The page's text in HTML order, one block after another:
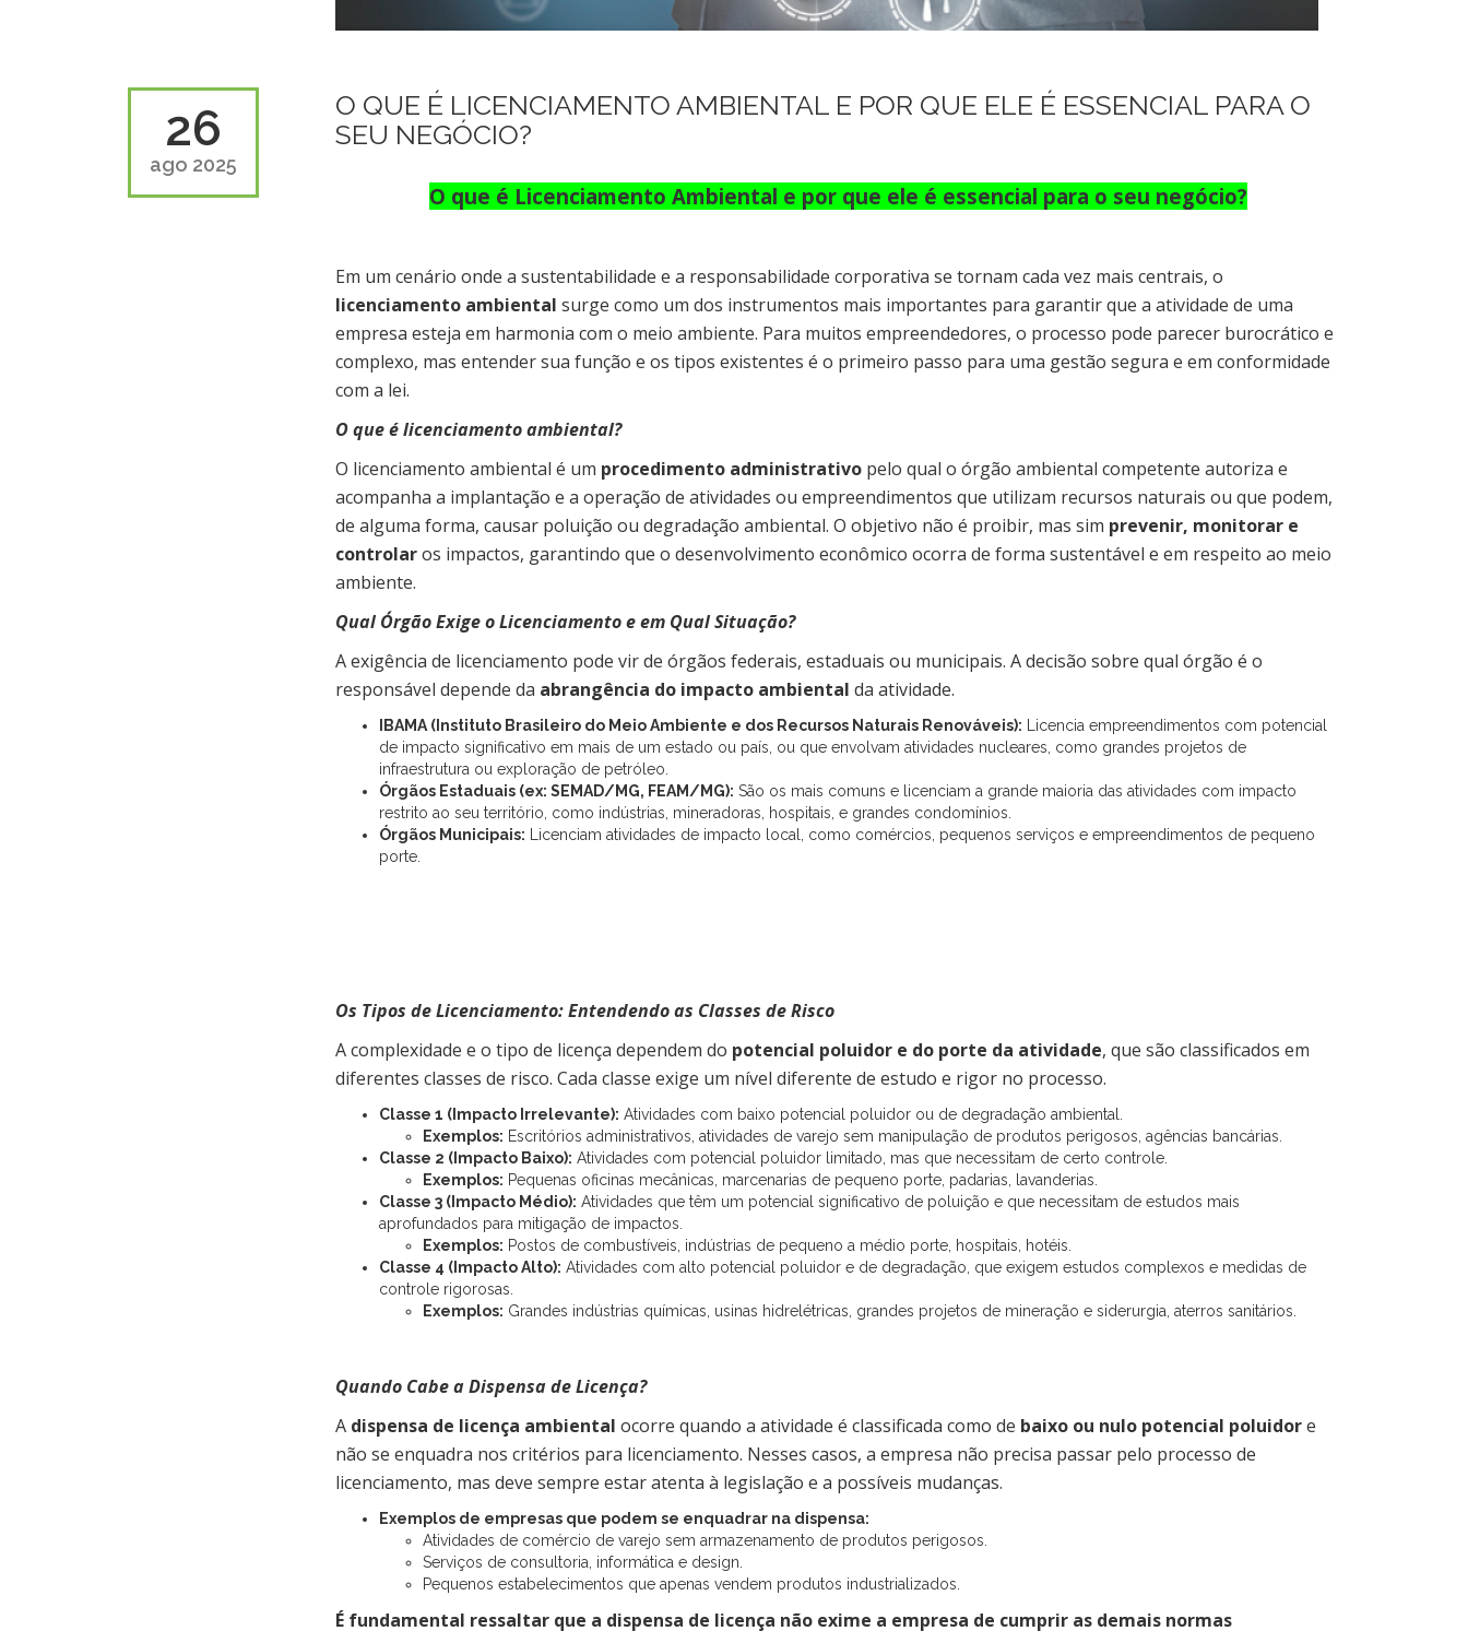
26
ago 2025
O QUE É LICENCIAMENTO AMBIENTAL E POR QUE ELE É ESSENCIAL PARA O
SEU NEGÓCIO?
O que é Licenciamento Ambiental e por que ele é essencial para o seu negócio?
Em um cenário onde a sustentabilidade e a responsabilidade corporativa se tornam cada vez mais centrais, o
licenciamento ambiental surge como um dos instrumentos mais importantes para garantir que a atividade de uma
empresa esteja em harmonia com o meio ambiente. Para muitos empreendedores, o processo pode parecer burocrático e
complexo, mas entender sua função e os tipos existentes é o primeiro passo para uma gestão segura e em conformidade
com a lei.
O que é licenciamento ambiental?
O licenciamento ambiental é um procedimento administrativo pelo qual o órgão ambiental competente autoriza e
acompanha a implantação e a operação de atividades ou empreendimentos que utilizam recursos naturais ou que podem,
de alguma forma, causar poluição ou degradação ambiental. O objetivo não é proibir, mas sim prevenir, monitorar e
controlaros impactos, garantindo que o desenvolvimento econômico ocorra de forma sustentável e em respeito ao meio
ambiente.
Qual Órgão Exige o Licenciamento e em Qual Situação?
A exigência de licenciamento pode vir de órgãos federais, estaduais ou municipais. A decisão sobre qual órgão é o
responsável depende da abrangência do impacto ambiental da atividade.
IBAMA (Instituto Brasileiro do Meio Ambiente e dos Recursos Naturais Renováveis): Licencia empreendimentos com potencial
de impacto significativo em mais de um estado ou país, ou que envolvam atividades nucleares, como grandes projetos de
infraestrutura ou exploração de petróleo.
Órgãos Estaduais (ex: SEMAD/MG, FEAM/MG): São os mais comuns e licenciam a grande maioria das atividades com impacto
restrito ao seu território, como indústrias, mineradoras, hospitais, e grandes condomínios.
Órgãos Municipais: Licenciam atividades de impacto local, como comércios, pequenos serviços e empreendimentos de pequeno
porte.
Os Tipos de Licenciamento: Entendendo as Classes de Risco
A complexidade e o tipo de licença dependem do potencial poluidor e do porte da atividade, que são classificados em
diferentes classes de risco. Cada classe exige um nível diferente de estudo e rigor no processo.
Classe 1 (Impacto Irrelevante): Atividades com baixo potencial poluidor ou de degradação ambiental.
Exemplos: Escritórios administrativos, atividades de varejo sem manipulação de produtos perigosos, agências bancárias.
Classe 2 (Impacto Baixo): Atividades com potencial poluidor limitado, mas que necessitam de certo controle.
Exemplos: Pequenas oficinas mecânicas, marcenarias de pequeno porte, padarias, lavanderias.
Classe 3 (Impacto Médio): Atividades que têm um potencial significativo de poluição e que necessitam de estudos mais
aprofundados para mitigação de impactos.
Exemplos: Postos de combustíveis, indústrias de pequeno a médio porte, hospitais, hotéis.
Classe 4 (Impacto Alto): Atividades com alto potencial poluidor e de degradação, que exigem estudos complexos e medidas de
controle rigorosas.
Exemplos: Grandes indústrias químicas, usinas hidrelétricas, grandes projetos de mineração e siderurgia, aterros sanitários.
Quando Cabe a Dispensa de Licença?
A dispensa de licença ambiental ocorre quando a atividade é classificada como de baixo ou nulo potencial poluidore
não se enquadra nos critérios para licenciamento. Nesses casos, a empresa não precisa passar pelo processo de
licenciamento, mas deve sempre estar atenta à legislação e a possíveis mudanças.
Exemplos de empresas que podem se enquadrar na dispensa:
Atividades de comércio de varejo sem armazenamento de produtos perigosos.
Serviços de consultoria, informática e design.
Pequenos estabelecimentos que apenas vendem produtos industrializados.
É fundamental ressaltar que a dispensa de licença não exime a empresa de cumprir as demais normas